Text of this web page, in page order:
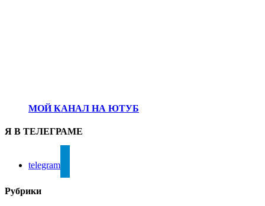
МОЙ КАНАЛ НА ЮТУБ
Я В ТЕЛЕГРАМЕ
telegram
Рубрики